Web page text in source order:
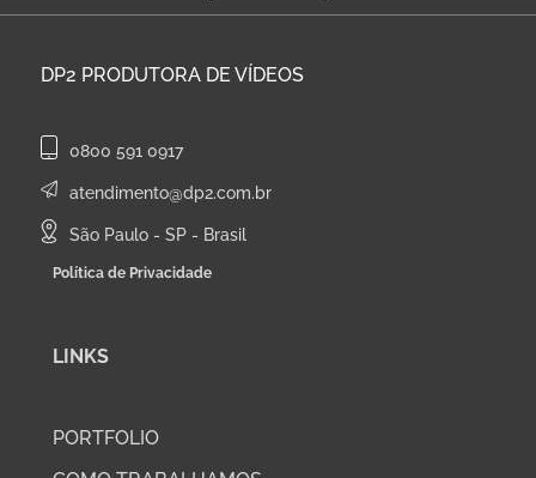
DP2 PRODUTORA DE VÍDEOS
0800 591 0917
atendimento@dp2.com.br
São Paulo - SP - Brasil
Política de Privacidade
LINKS
PORTFOLIO